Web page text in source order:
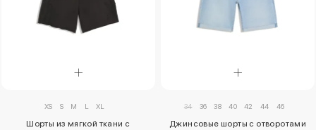
XS S M L XL
Шорты из мягкой ткани с
34 36 38 40 42 44 46
Джинсовые шорты с отворотами